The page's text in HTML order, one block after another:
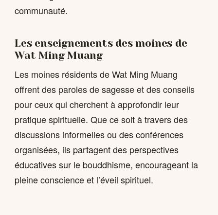
communauté.
Les enseignements des moines de
Wat Ming Muang
Les moines résidents de Wat Ming Muang
offrent des paroles de sagesse et des conseils
pour ceux qui cherchent à approfondir leur
pratique spirituelle. Que ce soit à travers des
discussions informelles ou des conférences
organisées, ils partagent des perspectives
éducatives sur le bouddhisme, encourageant la
pleine conscience et l’éveil spirituel.